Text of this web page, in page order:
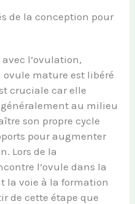
de la conception pour
l’ovulation,
mature est libéré
cruciale car elle
au milieu
son propre cycle
pour augmenter
Lors de la
l’ovule dans la
la voie à la formation
de cette étape que